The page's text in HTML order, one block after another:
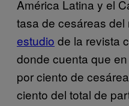
América Latina y el
tasa de cesáreas
estudio de la revista
donde cuenta que
por ciento de
ciento del total de